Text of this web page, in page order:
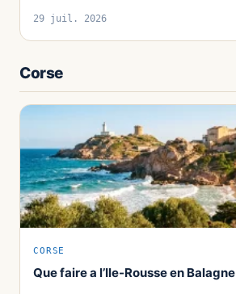
29 juil. 2026
Corse
CORSE
Que faire a l’Ile-Rousse en Balagne